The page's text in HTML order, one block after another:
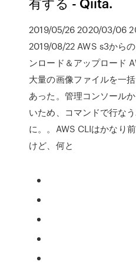
2019/05/26 2020/03/06
2019/08/22 AWS s3から
ンロード＆アップロード
大量の画像ファイルを一
あった。管理コンソール
いため、コマンドで行な
に。。AWS CLIはかなり
けど、何と